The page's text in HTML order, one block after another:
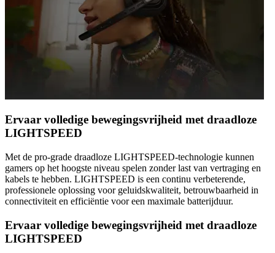
Ervaar volledige bewegingsvrijheid met draadloze
LIGHTSPEED
Met de pro-grade draadloze LIGHTSPEED-technologie kunnen
gamers op het hoogste niveau spelen zonder last van vertraging en
kabels te hebben. LIGHTSPEED is een continu verbeterende,
professionele oplossing voor geluidskwaliteit, betrouwbaarheid in
connectiviteit en efficiëntie voor een maximale batterijduur.
Ervaar volledige bewegingsvrijheid met draadloze
LIGHTSPEED